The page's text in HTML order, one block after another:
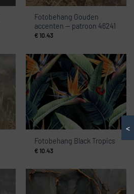
Fotobehang Gouden
accenten — patroon 46241
€ 10.43
Fotobehang Black Tropics
€ 10.43
<